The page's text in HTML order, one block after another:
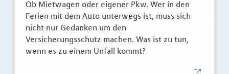
Ob Mietwagen oder eigener Pkw. Wer in den
Ferien mit dem Auto unterwegs ist, muss sich
nicht nur Gedanken um den
Versicherungsschutz machen. Was ist zu tun,
wenn es zu einem Unfall kommt?